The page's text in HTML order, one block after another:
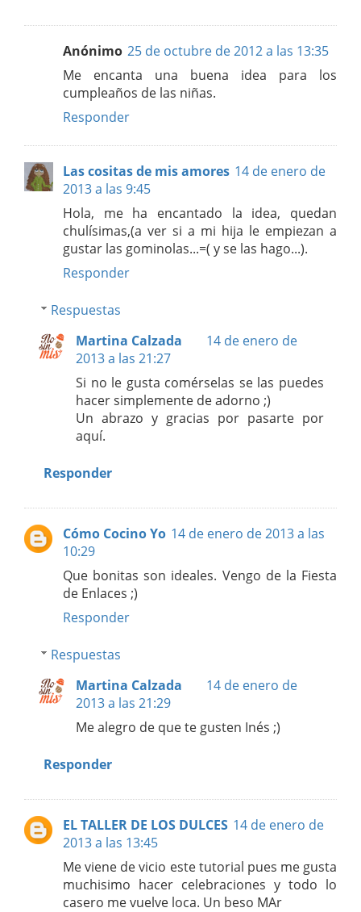
Anónimo 25 de octubre de 2012 a las 13:35
Me encanta una buena idea para los
cumpleaños de las niñas.
Responder
Las cositas de mis amores 14 de enero de
2013 a las 9:45
Hola, me ha encantado la idea, quedan
chulísimas,(a ver si a mi hija le empiezan a
gustar las gominolas...=( y se las hago...).
Responder
Respuestas
Martina Calzada
14 de enero de
2013 a las 21:27
Si no le gusta comérselas se las puedes
hacer simplemente de adorno ;)
Un abrazo y gracias por pasarte por
aquí.
Responder
Cómo Cocino Yo 14 de enero de 2013 a las
10:29
Que bonitas son ideales. Vengo de la Fiesta
de Enlaces ;)
Responder
Respuestas
Martina Calzada
14 de enero de
2013 a las 21:29
Me alegro de que te gusten Inés ;)
Responder
EL TALLER DE LOS DULCES 14 de enero de
2013 a las 13:45
Me viene de vicio este tutorial pues me gusta
muchisimo hacer celebraciones y todo lo
casero me vuelve loca. Un beso MAr